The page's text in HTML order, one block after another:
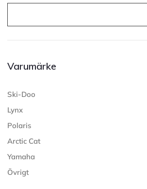
Varumärke
Ski-Doo
Lynx
Polaris
Arctic Cat
Yamaha
Övrigt